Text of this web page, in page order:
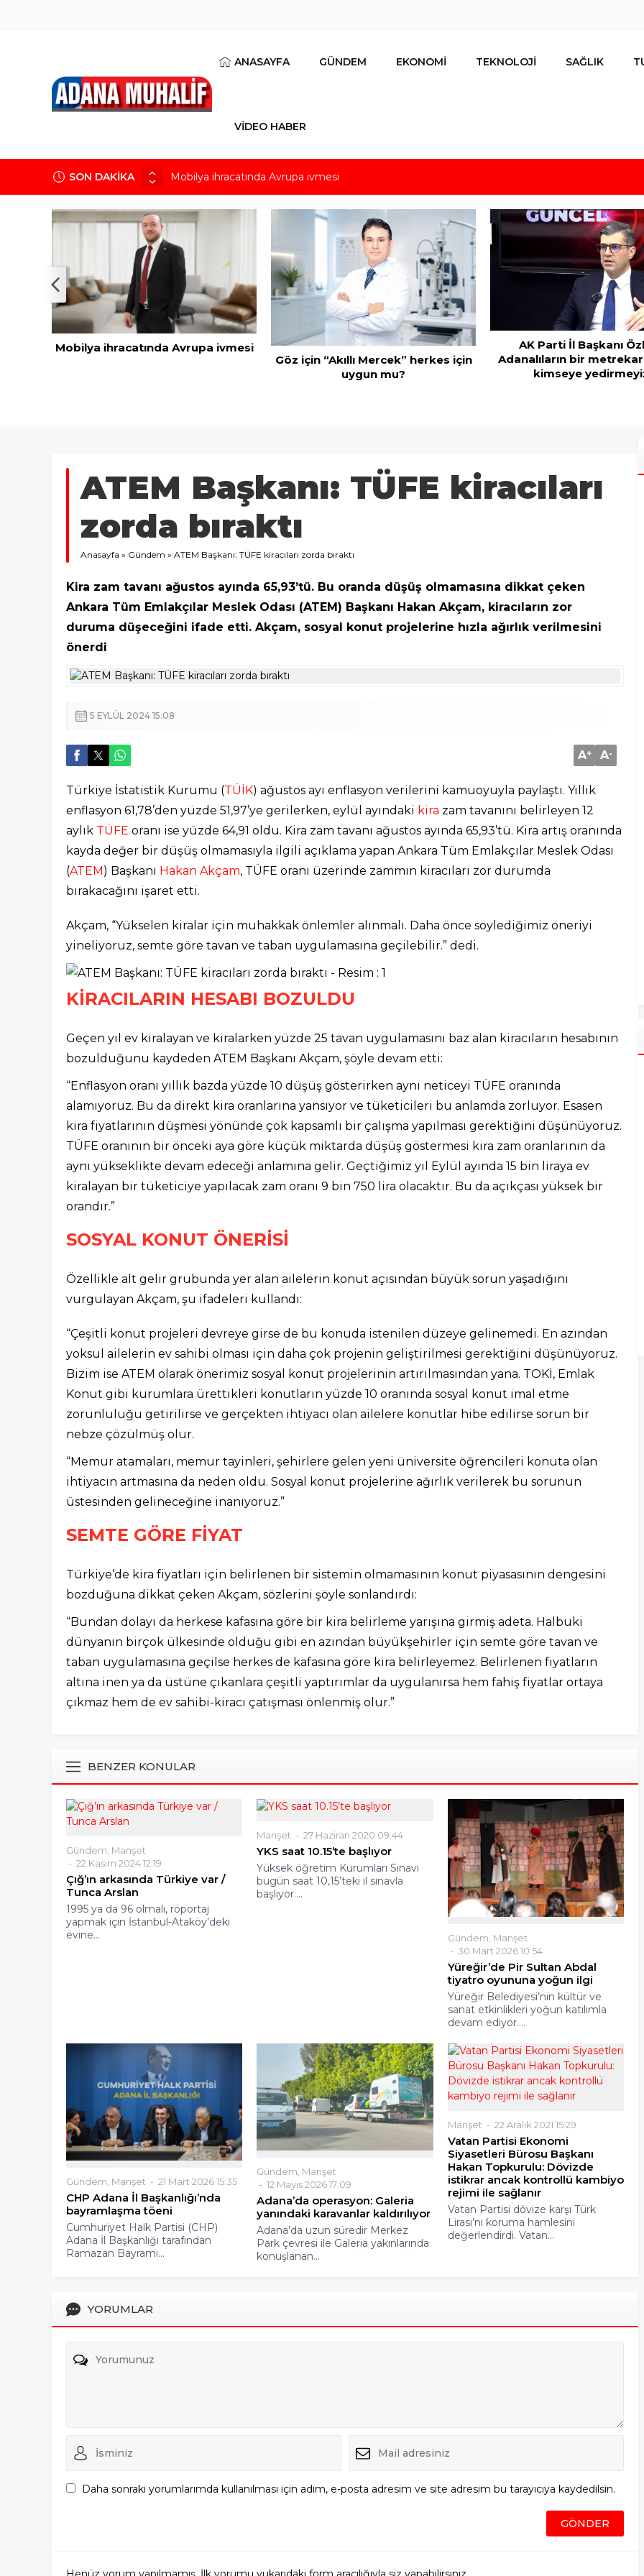
ANASAYFA GÜNDEM EKONOMİ TEKNOLOJİ SAĞLIK
VİDEO HABER
SON DAKİKA
Mobilya ihracatında Avrupa ivmesi
Göz için “Akıllı Mercek” herkes için uygun mu?
AK Parti İl Başkanı Özkan: Adanalıların bir metrekare malını kimseye yedirmeyiz!
Hacı Karaaslan’ın kiraladığı arsanın resmi kiracısı bakın kim çıktı!
Kuru meyve sektörü 2 milyar dolar ihracat hedefi için Ankara’dan destek istedi
Mobilya ihracatında Avrupa ivmesi
Göz için “Akıllı Mercek” herkes için
uygun mu?
AK Parti İl Başkanı
Adanalıların bir
kimseye
ATEM Başkanı: TÜFE kiracıları
zorda bıraktı
Anasayfa » Gündem » ATEM Başkanı: TÜFE kiracıları zorda bıraktı
Kira zam tavanı ağustos ayında 65,93’tü. Bu oranda düşüş olmamasına dikkat çeken
Ankara Tüm Emlakçılar Meslek Odası (ATEM) Başkanı Hakan Akçam, kiracıların zor
duruma düşeceğini ifade etti. Akçam, sosyal konut projelerine hızla ağırlık verilmesini
önerdi
5 EYLÜL 2024 15:08
A+ A-
Türkiye İstatistik Kurumu (TÜİK) ağustos ayı enflasyon verilerini kamuoyuyla paylaştı. Yıllık
enflasyon 61,78’den yüzde 51,97’ye gerilerken, eylül ayındaki kira zam tavanını belirleyen 12
aylık TÜFE oranı ise yüzde 64,91 oldu. Kira zam tavanı ağustos ayında 65,93’tü. Kira artış oranında
kayda değer bir düşüş olmamasıyla ilgili açıklama yapan Ankara Tüm Emlakçılar Meslek Odası
(ATEM) Başkanı Hakan Akçam, TÜFE oranı üzerinde zammın kiracıları zor durumda
bırakacağını işaret etti.
Akçam, “Yükselen kiralar için muhakkak önlemler alınmalı. Daha önce söylediğimiz öneriyi
yineliyoruz, semte göre tavan ve taban uygulamasına geçilebilir.” dedi.
KİRACILARIN HESABI BOZULDU
Geçen yıl ev kiralayan ve kiralarken yüzde 25 tavan uygulamasını baz alan kiracıların hesabının
bozulduğunu kaydeden ATEM Başkanı Akçam, şöyle devam etti:
“Enflasyon oranı yıllık bazda yüzde 10 düşüş gösterirken aynı neticeyi TÜFE oranında
alamıyoruz. Bu da direkt kira oranlarına yansıyor ve tüketicileri bu anlamda zorluyor. Esasen
kira fiyatlarının düşmesi yönünde çok kapsamlı bir çalışma yapılması gerektiğini düşünüyoruz.
TÜFE oranının bir önceki aya göre küçük miktarda düşüş göstermesi kira zam oranlarının da
aynı yükseklikte devam edeceği anlamına gelir. Geçtiğimiz yıl Eylül ayında 15 bin liraya ev
kiralayan bir tüketiciye yapılacak zam oranı 9 bin 750 lira olacaktır. Bu da açıkçası yüksek bir
orandır.”
SOSYAL KONUT ÖNERİSİ
Özellikle alt gelir grubunda yer alan ailelerin konut açısından büyük sorun yaşadığını
vurgulayan Akçam, şu ifadeleri kullandı:
“Çeşitli konut projeleri devreye girse de bu konuda istenilen düzeye gelinemedi. En azından
yoksul ailelerin ev sahibi olması için daha çok projenin geliştirilmesi gerektiğini düşünüyoruz.
Bizim ise ATEM olarak önerimiz sosyal konut projelerinin artırılmasından yana. TOKİ, Emlak
Konut gibi kurumlara ürettikleri konutların yüzde 10 oranında sosyal konut imal etme
zorunluluğu getirilirse ve gerçekten ihtiyacı olan ailelere konutlar hibe edilirse sorun bir
nebze çözülmüş olur.
“Memur atamaları, memur tayinleri, şehirlere gelen yeni üniversite öğrencileri konuta olan
ihtiyacın artmasına da neden oldu. Sosyal konut projelerine ağırlık verilerek bu sorunun
üstesinden gelineceğine inanıyoruz.”
SEMTE GÖRE FİYAT
Türkiye’de kira fiyatları için belirlenen bir sistemin olmamasının konut piyasasının dengesini
bozduğuna dikkat çeken Akçam, sözlerini şöyle sonlandırdı:
“Bundan dolayı da herkese kafasına göre bir kira belirleme yarışına girmiş adeta. Halbuki
dünyanın birçok ülkesinde olduğu gibi en azından büyükşehirler için semte göre tavan ve
taban uygulamasına geçilse herkes de kafasına göre kira belirleyemez. Belirlenen fiyatların
altına inen ya da üstüne çıkanlara çeşitli yaptırımlar da uygulanırsa hem fahiş fiyatlar ortaya
çıkmaz hem de ev sahibi-kiracı çatışması önlenmiş olur.”
BENZER KONULAR
Gündem Manşet
22 Kasım 2024 12:19
Çığ’ın arkasında Türkiye var /
Tunca Arslan
1995 ya da 96 olmalı, röportaj
yapmak için İstanbul-Ataköy’deki
evine...
Manşet 27 Haziran 2020 09:44
YKS saat 10.15’te başlıyor
Yüksek öğretim Kurumları Sınavı
bugün saat 10,15’teki il sınavla
başlıyor....
Gündem Manşet
30 Mart 2026 10:54
Yüreğir’de Pir Sultan Abdal
tiyatro oyununa yoğun ilgi
Yüreğir Belediyesi’nin kültür ve
sanat etkinlikleri yoğun katılımla
devam ediyor....
Gündem, Manşet 21 Mart 2026 15:35
CHP Adana İl Başkanlığı’nda
bayramlaşma töeni
Cumhuriyet Halk Partisi (CHP)
Adana İl Başkanlığı tarafından
Ramazan Bayramı...
Gündem Manşet
12 Mayıs 2026 17:09
Adana’da operasyon: Galeria
yanındaki karavanlar kaldırılıyor
Adana’da uzun süredir Merkez
Park çevresi ile Galeria yakınlarında
konuşlanan...
Manşet 22 Aralık 2021 15:29
Vatan Partisi Ekonomi
Siyasetleri Bürosu Başkanı
Hakan Topkurulu: Dövizde
istikrar ancak kontrollü kambiyo
rejimi ile sağlanır
Vatan Partisi dövize karşı Türk
Lirası’nı koruma hamlesini
değerlendirdi. Vatan...
YORUMLAR
Daha sonraki yorumlarımda kullanılması için adım, e-posta adresim ve site adresim bu tarayıcıya kaydedilsin.